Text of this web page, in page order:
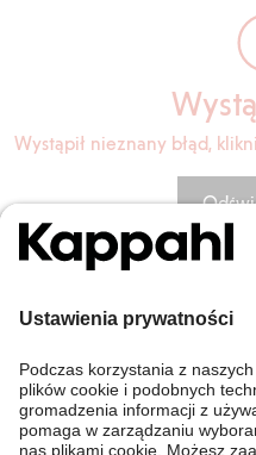
Wystąpił nieznany błąd,